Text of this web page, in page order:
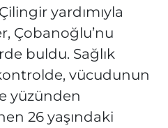
yardımıyla
Çobanoğlu’nu
buldu. Sağlık
vücudunun
yüzünden
26 yaşındaki